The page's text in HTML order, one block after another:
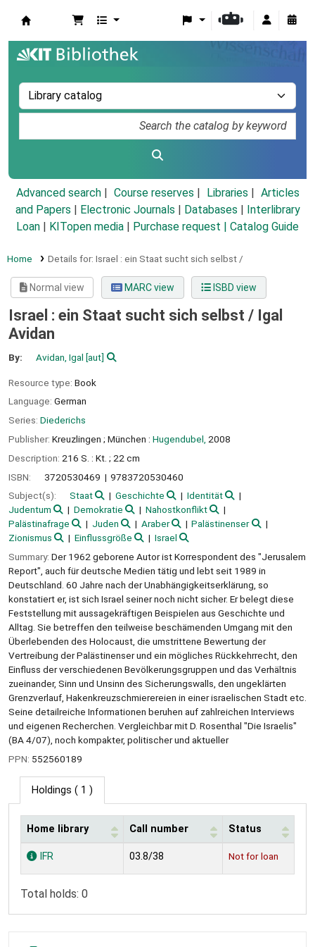
Advanced search Course reserves Libraries
Articles
and Papers
Electronic Journals Databases
Interlibrary
Loan
KITopen media Purchase request | Catalog Guide
Home Details for: Israel : ein Staat sucht sich selbst /
Normal view MARC view ISBD view
Israel : ein Staat sucht sich selbst / Igal
Avidan
By: Avidan, Igal [aut]
Resource type: Book
Language: German
Series: Diederichs
Publisher: Kreuzlingen ; München : Hugendubel, 2008
Description: 216 S. : Kt. ; 22 cm
ISBN:
3720530469
9783720530460
Subject(s):
Staat Geschichte
Identität
Judentum
Demokratie
Nahostkonflikt
Palästinafrage
Juden Araber
Palästinenser
Zionismus
Einflussgröße
Israel
Summary: Der 1962 geborene Autor ist Korrespondent des "Jerusalem
Report", auch für deutsche Medien tätig und lebt seit 1989 in
Deutschland. 60 Jahre nach der Unabhängigkeitserklärung, so
konstatiert er, ist sich Israel seiner noch nicht sicher. Er belegt diese
Feststellung mit aussagekräftigen Beispielen aus Geschichte und
Alltag. Sie betreffen den teilweise beschämenden Umgang mit den
Überlebenden des Holocaust, die umstrittene Bewertung der
Vertreibung der Palästinenser und ein mögliches Rückkehrrecht, den
Einfluss der verschiedenen Bevölkerungsgruppen und das Verhältnis
zueinander, Sinn und Unsinn des Sicherungswalls, den ungeklärten
Grenzverlauf, Hakenkreuzschmierereien in einer israelischen Stadt etc.
Seine detailreiche Informationen beruhen auf zahlreichen Interviews
und eigenen Recherchen. Vergleichbar mit D. Rosenthal "Die Israelis"
(BA 4/07), noch kompakter, politischer und aktueller
PPN: 552560189
Holdings ( 1 )
Holdings
Home library Call number Status
IFR 03.8/38 Not for loan
Total holds: 0